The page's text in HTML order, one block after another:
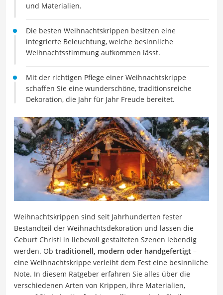
und Materialien.
Die besten Weihnachtskrippen besitzen eine
integrierte Beleuchtung, welche besinnliche
Weihnachtsstimmung aufkommen lässt.
Mit der richtigen Pflege einer Weihnachtskrippe
schaffen Sie eine wunderschöne, traditionsreiche
Dekoration, die Jahr für Jahr Freude bereitet.
Weihnachtskrippen sind seit Jahrhunderten fester
Bestandteil der Weihnachtsdekoration und lassen die
Geburt Christi in liebevoll gestalteten Szenen lebendig
werden. Ob traditionell, modern oder handgefertigt –
eine Weihnachtskrippe verleiht dem Fest eine besinnliche
Note. In diesem Ratgeber erfahren Sie alles über die
verschiedenen Arten von Krippen, ihre Materialien,